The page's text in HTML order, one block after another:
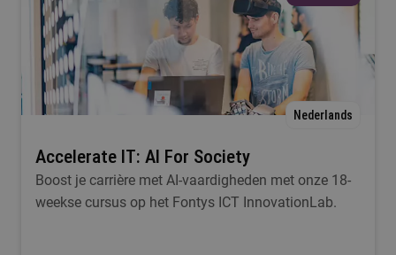
Nederlands
Accelerate IT: AI For Society
Boost je carrière met AI-vaardigheden met onze 18-
weekse cursus op het Fontys ICT InnovationLab.